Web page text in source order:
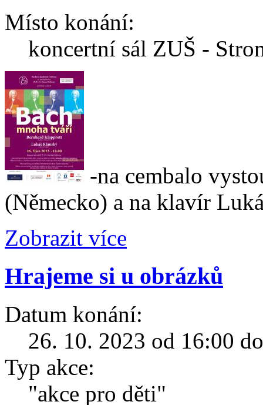
Místo konání:
koncertní sál ZUŠ -
-na cembalo
(Německo) a na klavír
Zobrazit více
Hrajeme si u obrázků
Datum konání:
26. 10. 2023 od 16:00
Typ akce:
"akce pro děti"